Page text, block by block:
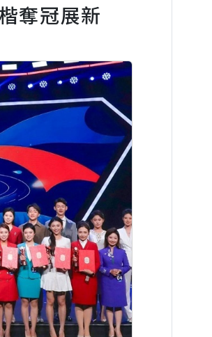
奪冠展新